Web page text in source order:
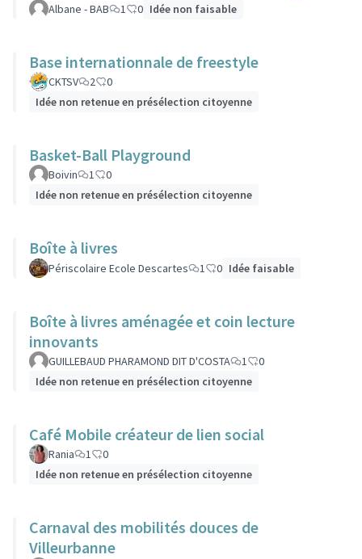
Albane - BAB 1 0 Idée non faisable
Base internationnale de freestyle
CKTSV 2
0
Idée non retenue en présélection citoyenne
Basket-Ball Playground
Boivin 1
0
Idée non retenue en présélection citoyenne
Boîte à livres
Périscolaire Ecole Descartes 1 0 Idée faisable
Boîte à livres aménagée et coin lecture
innovants
GUILLEBAUD PHARAMOND DIT D'COSTA 1
0
Idée non retenue en présélection citoyenne
Café Mobile créateur de lien social
Rania 1
0
Idée non retenue en présélection citoyenne
Carnaval des mobilités douces de
Villeurbanne